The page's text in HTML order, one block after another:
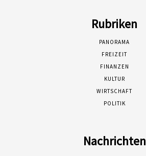
Rubriken
PANORAMA
FREIZEIT
FINANZEN
KULTUR
WIRTSCHAFT
POLITIK
Nachrichten